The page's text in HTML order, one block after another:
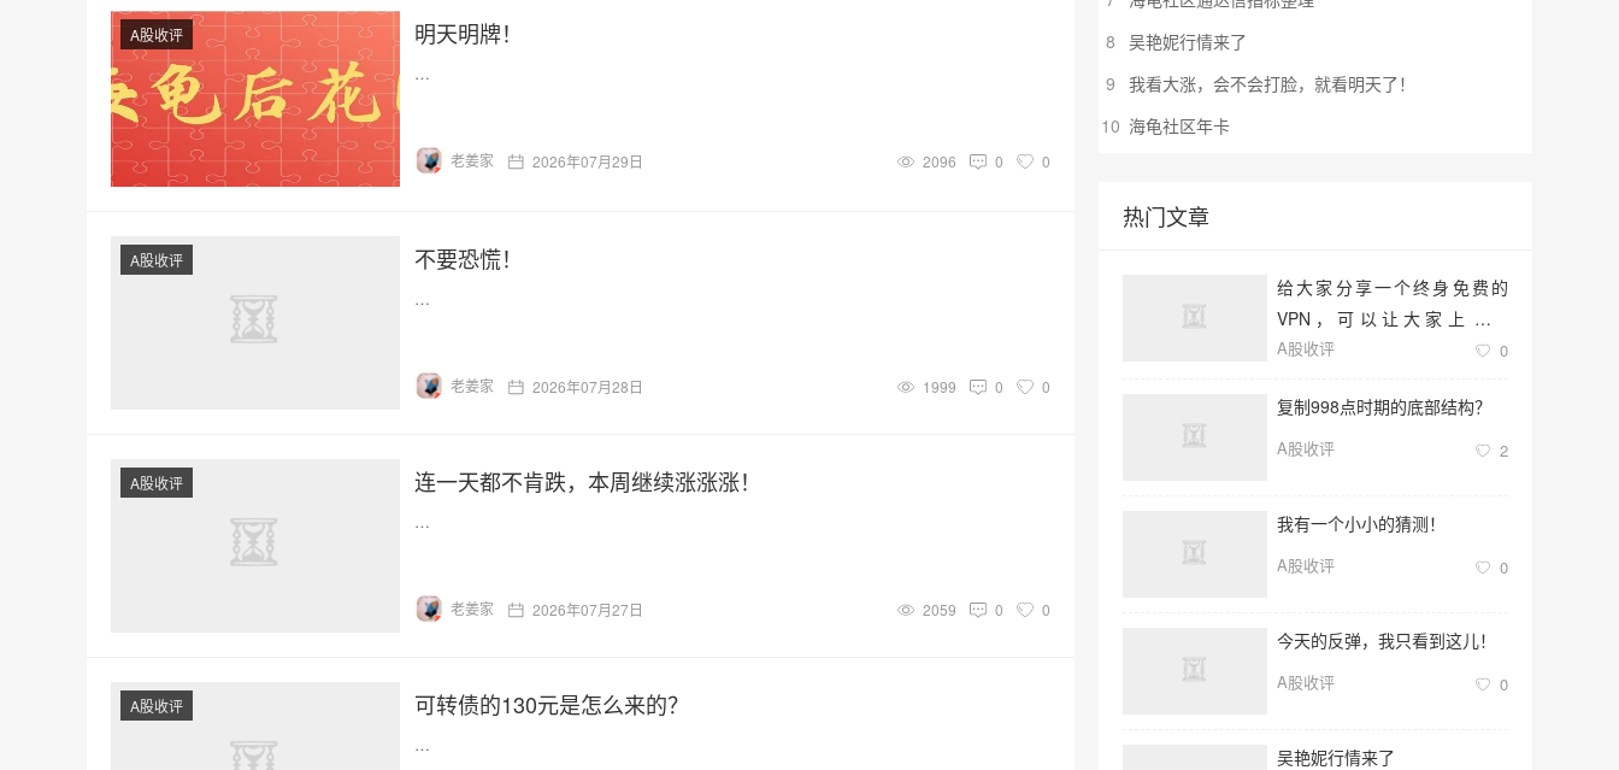
A股收评 明天明牌！
…
老姜家 2026年07月29日 2096 0 0
A股收评 不要恐慌！
…
老姜家 2026年07月28日 1999 0 0
A股收评 连一天都不肯跌，本周继续涨涨涨！
…
老姜家 2026年07月27日 2059 0 0
A股收评 可转债的130元是怎么来的？
…
8 吴艳妮行情来了
9 我看大涨，会不会打脸，就看明天了！
10 海龟社区年卡
热门文章
给大家分享一个终身免费的
VPN，可以让大家上油管
（YouTube）看视频，去twitter
A股收评 0
复制998点时期的底部结构？
A股收评 2
我有一个小小的猜测！
A股收评 0
今天的反弹，我只看到这儿！
A股收评 0
吴艳妮行情来了